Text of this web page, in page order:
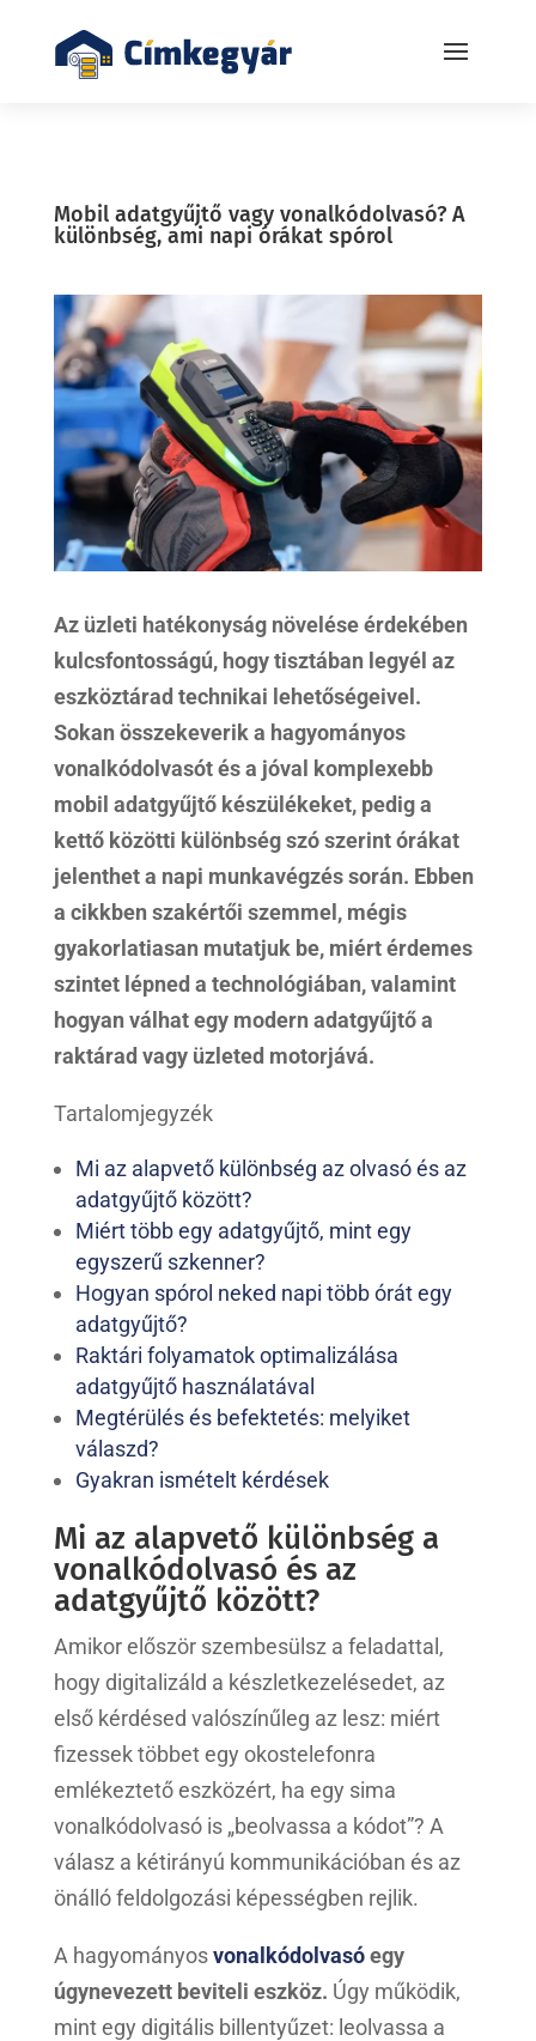
Mobil adatgyűjtő vagy vonalkódolvasó? A
különbség, ami napi órákat spórol
Az üzleti hatékonyság növelése érdekében
kulcsfontosságú, hogy tisztában legyél az
eszköztárad technikai lehetőségeivel.
Sokan összekeverik a hagyományos
vonalkódolvasót és a jóval komplexebb
mobil adatgyűjtő készülékeket, pedig a
kettő közötti különbség szó szerint órákat
jelenthet a napi munkavégzés során. Ebben
a cikkben szakértői szemmel, mégis
gyakorlatiasan mutatjuk be, miért érdemes
szintet lépned a technológiában, valamint
hogyan válhat egy modern adatgyűjtő a
raktárad vagy üzleted motorjává.
Tartalomjegyzék
Mi az alapvető különbség az olvasó és az
adatgyűjtő között?
Miért több egy adatgyűjtő, mint egy
egyszerű szkenner?
Hogyan spórol neked napi több órát egy
adatgyűjtő?
Raktári folyamatok optimalizálása
adatgyűjtő használatával
Megtérülés és befektetés: melyiket
válaszd?
Gyakran ismételt kérdések
Mi az alapvető különbség a
vonalkódolvasó és az
adatgyűjtő között?
Amikor először szembesülsz a feladattal,
hogy digitalizáld a készletkezelésedet, az
első kérdésed valószínűleg az lesz: miért
fizessek többet egy okostelefonra
emlékeztető eszközért, ha egy sima
vonalkódolvasó is „beolvassa a kódot”? A
válasz a kétirányú kommunikációban és az
önálló feldolgozási képességben rejlik.
A hagyományos vonalkódolvasóegy
úgynevezett beviteli eszköz. Úgy működik,
mint egy digitális billentyűzet: leolvassa a